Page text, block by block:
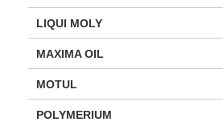
LIQUI MOLY
MAXIMA OIL
MOTUL
POLYMERIUM